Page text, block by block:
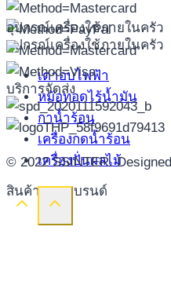
อุปกรณ์เครื่องใช้ภายในครัว
อุปกรณ์เครื่องใช้ภายในครัว
เตาอบไฟฟ้า
หม้อทอดไร้น้ำมัน
กาน้ำร้อน
เครื่องกดน้ำร้อน
เครื่องปั่นผลไม้
สินค้าตามแบรนด์
บริการจัดส่ง
© 2022 SSINTER.